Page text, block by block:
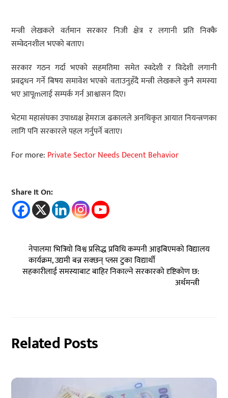
मन्त्री लेखकले वर्तमान सरकार निजी क्षेत्र र लगानी प्रति निक्कै
सम्वेदनशील भएको बताए।
सरकार गठन गर्दा भएको सहमतिमा समेत स्वदेशी र विदेशी लगानी
प्रवद्र्धन गर्ने बिषय समावेश भएको वताउनुहँदै मन्त्री लेखकले कुनै समस्या
भए आपूmलाई सम्पर्क गर्न आश्वासन दिए।
भेटमा महासंघका उपाध्यक्ष हेमराज ढकालले अनधिकृत आयात नियन्त्रणका
लागि पनि सरकारले पहल गर्नुपर्ने बताए।
For more: Private Sector Needs Decent Behavior
Share It On:
नेपालमा भित्रियो विश्व प्रसिद्ध प्रविधि कम्पनी आइबिएमको विद्यालय
कार्यक्रम, उद्यमी बन्न सक्छन् प्लस टुका विद्यार्थी
सहकारीलाई समस्याबाट बाहिर निकाल्ने सरकारको दृष्टिकोण छ:
अर्थमन्त्री
Related Posts